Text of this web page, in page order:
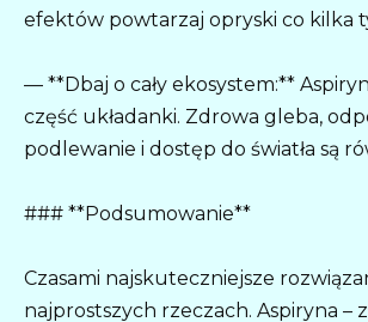
efektów powtarzaj opryski co kilka
— **Dbaj o cały ekosystem:**
część układanki. Zdrowa gleba,
podlewanie i dostęp do światła są
### **Podsumowanie**
Czasami najskuteczniejsze
najprostszych rzeczach. Aspiryna –